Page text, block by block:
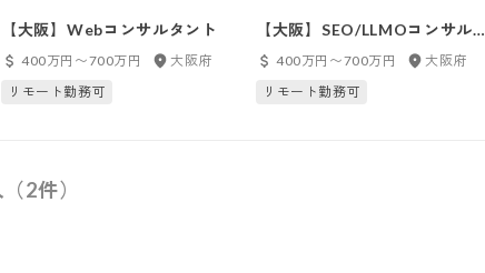
【大阪】Webコンサルタント
400万円〜700万円
大阪府
リモート勤務可
【大阪】SEO/LLMOコンサルタ
ント400万円〜700万円
大阪府
リモート勤務可
2件）